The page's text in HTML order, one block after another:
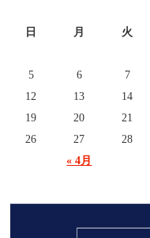
日 月 火
« 4月
5
6 7
12
13 14
19
20 21
26
27 28